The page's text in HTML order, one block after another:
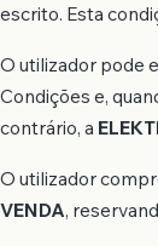
escrito. Esta
O utilizador pode
Condições e,
contrário, a
O utilizador
VENDA,